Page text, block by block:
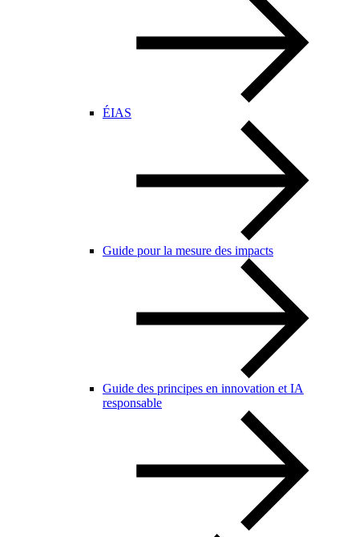
ÉIAS
Guide pour la mesure des impacts
Guide des principes en innovation et IA
responsable